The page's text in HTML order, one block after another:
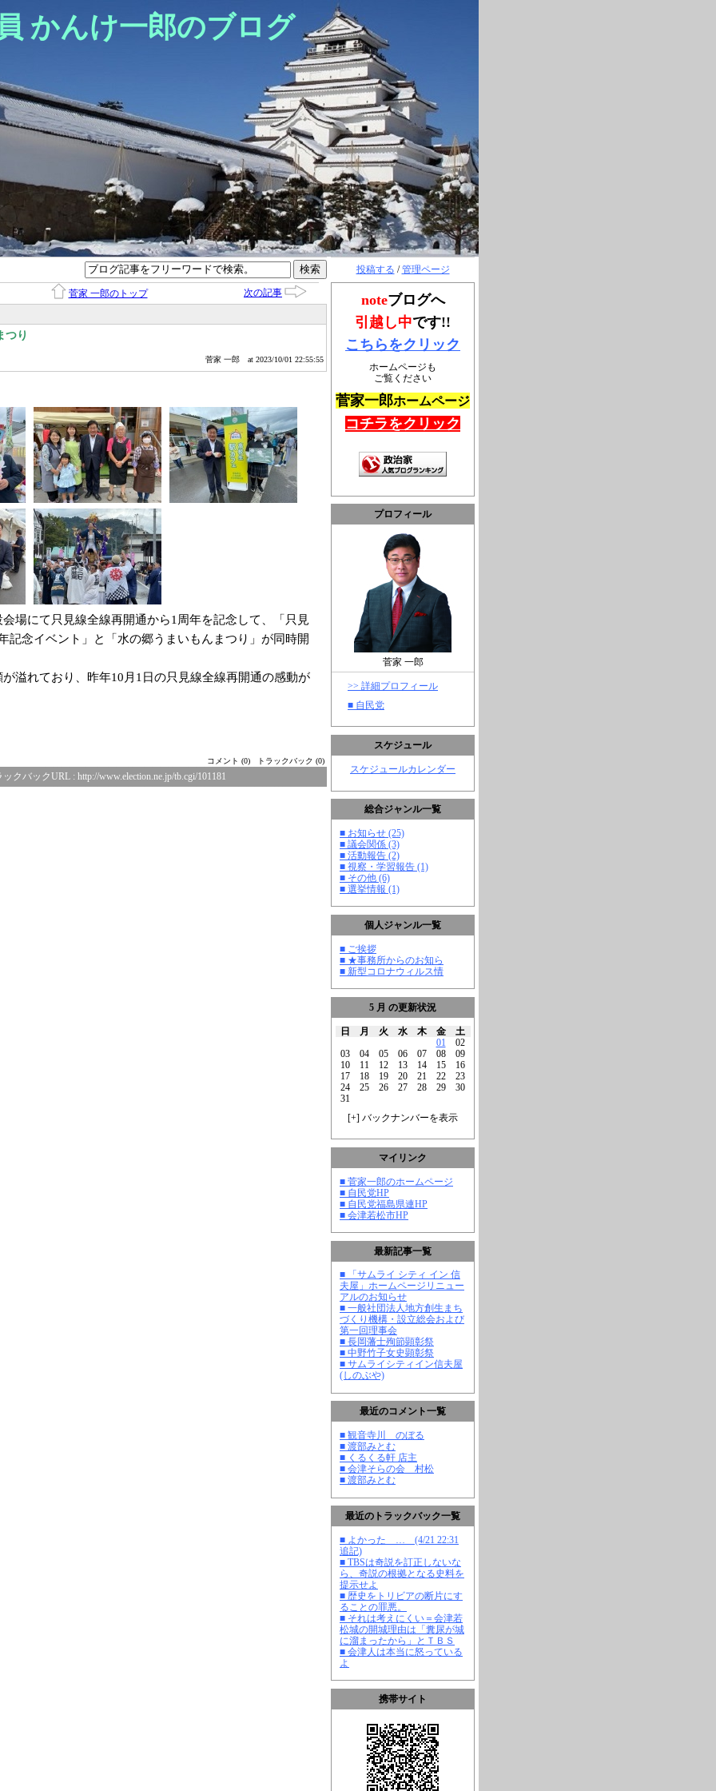
かんけ一郎のブログ
投稿する /管理ページ
noteブログへ
引越し中です!!
こちらをクリック
ホームページも
ご覧ください
菅家一郎ホームページ
コチラをクリック
プロフィール
菅家 一郎
>> 詳細プロフィール
■ 自民党
スケジュール
スケジュールカレンダー
総合ジャンル一覧
■ お知らせ (25)
■ 議会関係 (3)
■ 活動報告 (2)
■ 視察・学習報告 (1)
■ その他 (6)
■ 選挙情報 (1)
個人ジャンル一覧
■ ご挨拶
■ ★事務所からのお知ら
■ 新型コロナウィルス情
5 月 の更新状況
日 月 火 水 木 金
土
01
02
03
04 05 06 07 08
09
10
11 12 13 14 15
16
17
18 19 20 21 22
23
24
25 26 27 28 29
30
31
[+] バックナンバーを表示
マイリンク
■ 菅家一郎のホームページ
■ 自民党HP
■ 自民党福島県連HP
■ 会津若松市HP
最新記事一覧
■ 「サムライ シティ イン 信
夫屋」ホームページリニュー
アルのお知らせ
■ 一般社団法人地方創生まち
づくり機構・設立総会および
第一回理事会
■ 長岡藩士殉節顕彰祭
■ 中野竹子女史顕彰祭
■ サムライシティイン信夫屋
(しのぶや)
最近のコメント一覧
■ 観音寺川 のぼる
■ 渡部みとむ
■ くるくる軒 店主
■ 会津そらの会 村松
■ 渡部みとむ
最近のトラックバック一覧
■ よかった … (4/21 22:31
追記)
■ TBSは奇説を訂正しないな
ら、奇説の根拠となる史料を
提示せよ
■ 歴史をトリビアの断片にす
ることの罪悪。
■ それは考えにくい＝会津若
松城の開城理由は「糞尿が城
に溜まったから」とＴＢＳ
■ 会津人は本当に怒っている
よ
携帯サイト
菅家 一郎のトップ 次の記事
つり
菅家 一郎 at 2023/10/01 22:55:55
場にて只見線全線再開通から1周年を記念して、「只見
記念イベント」と「水の郷うまいもんまつり」が同時開
溢れており、昨年10月1日の只見線全線再開通の感動が
コメント (0) トラックバック (0)
ックバックURL : http://www.election.ne.jp/tb.cgi/101181